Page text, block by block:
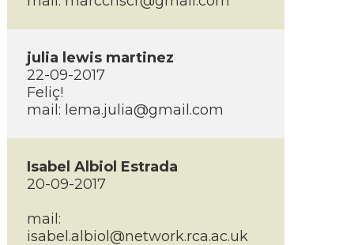
julia lewis martinez
22-09-2017
Feliç!
mail: lema.julia@gmail.com
Isabel Albiol Estrada
20-09-2017
mail:
isabel.albiol@network.rca.ac.uk